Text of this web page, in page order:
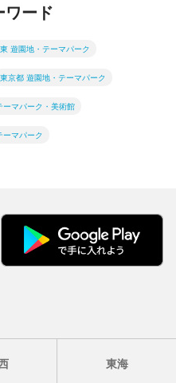
ワード
遊園地・テーマパーク
東京都 遊園地・テーマパーク
ーマパーク・美術館
マパーク
東海